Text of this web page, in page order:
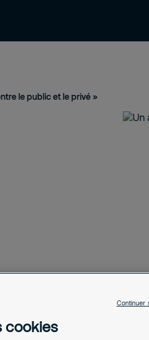
support Emploi
le public et le privé »
cookies
Continuer